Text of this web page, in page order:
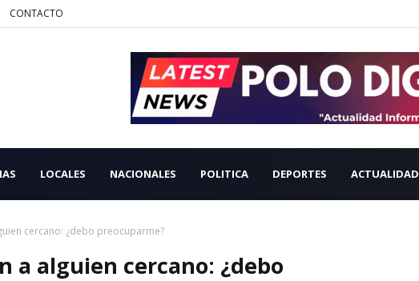
CONTACTO
LOCALES NACIONALES POLITICA DEPORTES ACTUALIDAD
cercano: ¿debo preocuparme?
a alguien cercano: ¿debo